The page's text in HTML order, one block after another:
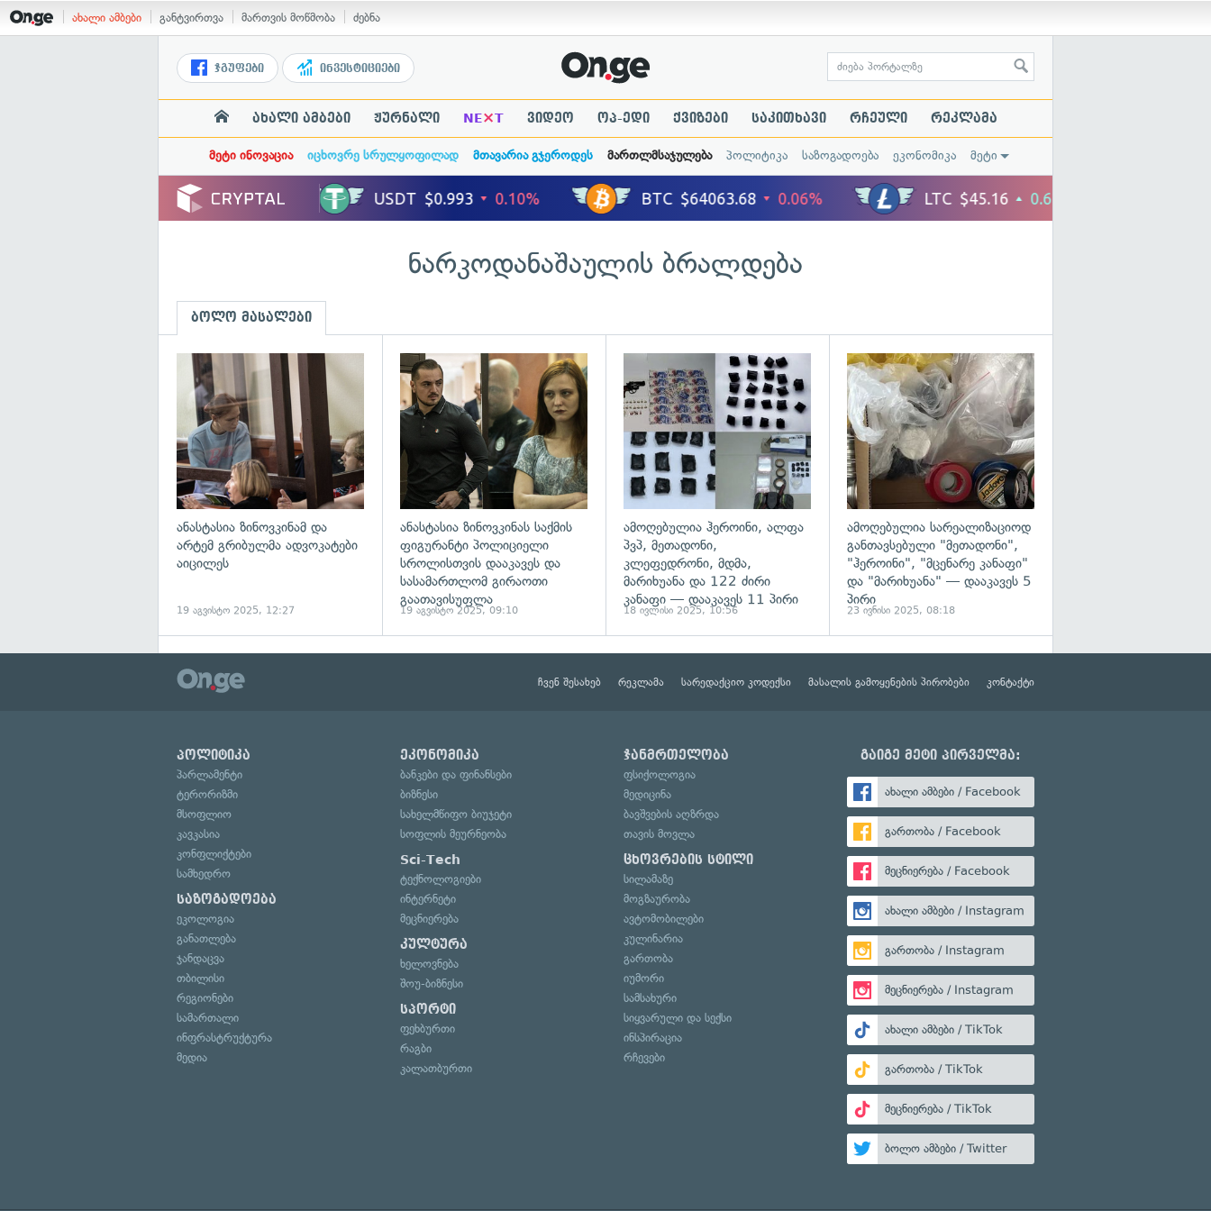
ახალი ამბები განტვირთვა მართვის მოწმობა ძებნა
ჯგუფები ინვესტიციები
ახალი ამბები ჟურნალი NE×T ვიდეო ოპ-ედი ქვიზები საკითხავი რჩეული რეკლამა
მეტი ინოვაცია იცხოვრე სრულყოფილად მთავარია გჯეროდეს მართლმსაჯულება პოლიტიკა საზოგადოება ეკონომიკა მეტი
ნარკოდანაშაულის ბრალდება
ბოლო მასალები
გადახედვა
ანასტასია ზინოვკინამ და
არტემ გრიბულმა ადვოკატები
აიცილეს
19 აგვისტო 2025, 12:27
გადახედვა
ანასტასია ზინოვკინას საქმის
ფიგურანტი პოლიციელი
სროლისთვის დააკავეს და
სასამართლომ გირაოთი
გაათავისუფლა
19 აგვისტო 2025, 09:10
გადახედვა
ამოღებულია ჰეროინი, ალფა
პვპ, მეთადონი,
კლეფედრონი, მდმა,
მარიხუანა და 122 ძირი
კანაფი — დააკავეს 11 პირი
18 ივლისი 2025, 10:56
ამოღებულია სარეალიზაციოდ
განთავსებული "მეთადონი",
"ჰეროინი", "მცენარე კანაფი"
და "მარიხუანა" — დააკავეს 5
პირი
23 ივნისი 2025, 08:18
ჩვენ შესახებ რეკლამა სარედაქციო კოდექსი მასალის გამოყენების პირობები კონტაქტი
პოლიტიკა
პარლამენტი
ტერორიზმი
მსოფლიო
კავკასია
კონფლიქტები
სამხედრო
საზოგადოება
ეკოლოგია
განათლება
ჯანდაცვა
თბილისი
რეგიონები
სამართალი
ინფრასტრუქტურა
მედია
ეკონომიკა
ბანკები და ფინანსები
ბიზნესი
სახელმწიფო ბიუჯეტი
სოფლის მეურნეობა
Sci-Tech
ტექნოლოგიები
ინტერნეტი
მეცნიერება
კულტურა
ხელოვნება
შოუ-ბიზნესი
სპორტი
ფეხბურთი
რაგბი
კალათბურთი
ჯანმრთელობა
ფსიქოლოგია
მედიცინა
ბავშვების აღზრდა
თავის მოვლა
ცხოვრების სტილი
სილამაზე
მოგზაურობა
ავტომობილები
კულინარია
გართობა
იუმორი
სამსახური
სიყვარული და სექსი
ინსპირაცია
რჩევები
გაიგე მეტი პირველმა:
ახალი ამბები / Facebook
გართობა / Facebook
მეცნიერება / Facebook
ახალი ამბები / Instagram
გართობა / Instagram
მეცნიერება / Instagram
ახალი ამბები / TikTok
გართობა / TikTok
მეცნიერება / TikTok
ბოლო ამბები / Twitter